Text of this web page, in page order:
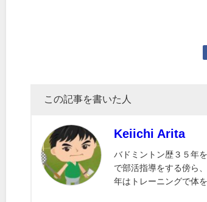
この記事を書いた人
Keiichi Arita
バドミントン歴３５年
で部活指導をする傍ら
年はトレーニングで体